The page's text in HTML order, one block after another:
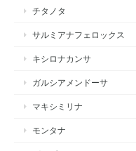
チタノタ
サルミアナフェロックス
キシロナカンサ
ガルシアメンドーサ
マキシミリナ
モンタナ